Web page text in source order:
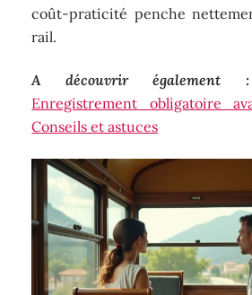
coût-praticité penche
rail.
A découvrir également :
Enregistrement obligatoire
Conseils et astuces